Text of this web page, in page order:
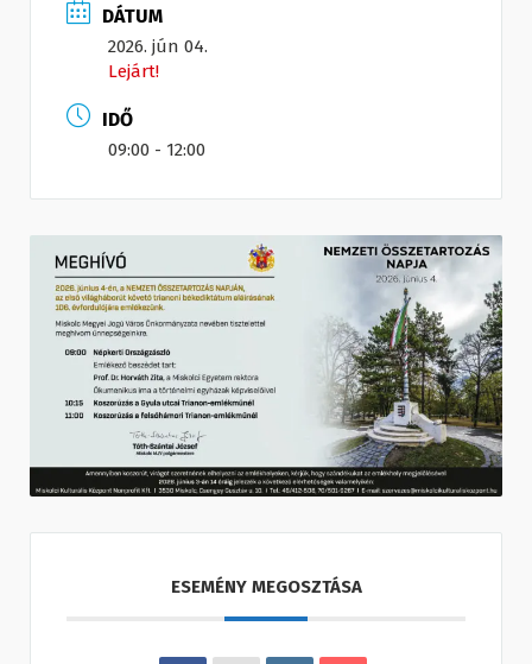
DÁTUM
2026. jún 04.
Lejárt!
IDŐ
09:00 - 12:00
ESEMÉNY MEGOSZTÁSA